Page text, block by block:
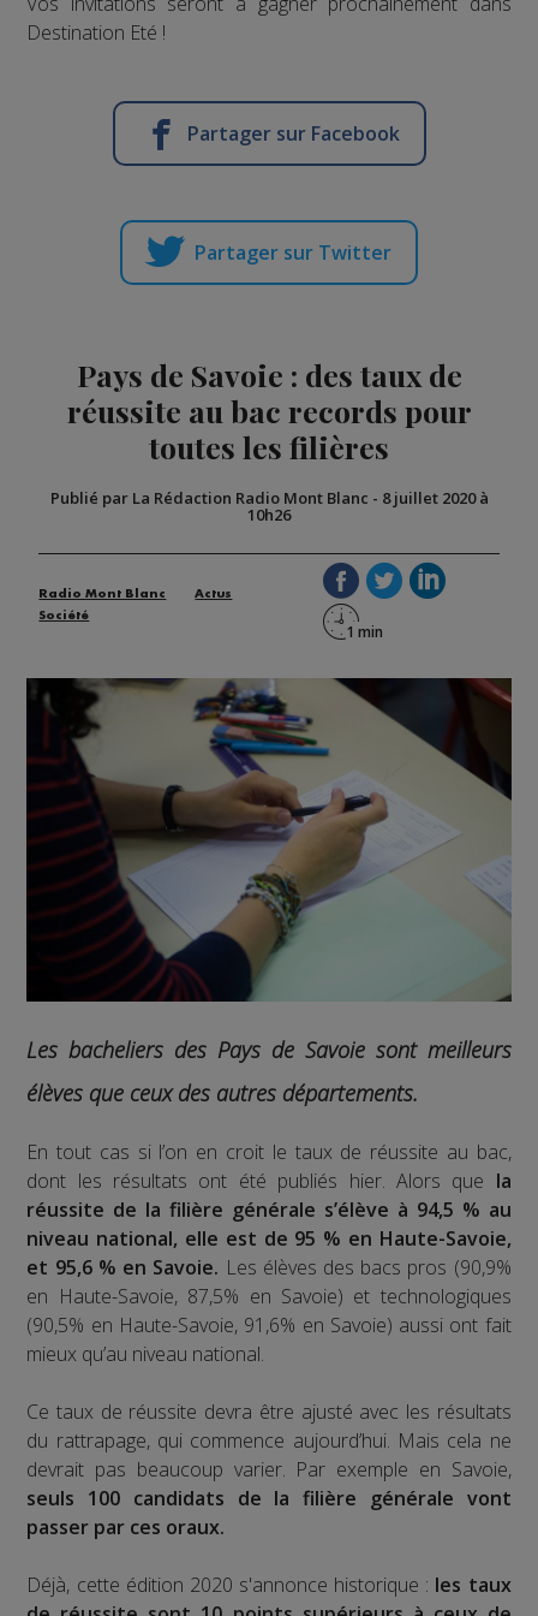
Destination Eté !
Partager sur Facebook
Partager sur Twitter
Pays de Savoie : des taux de
réussite au bac records pour
toutes les filières
Publié par La Rédaction Radio Mont Blanc - 8 juillet 2020 à
10h26
Radio Mont Blanc
Actus
Société
Les bacheliers des Pays de Savoie sont meilleurs
élèves que ceux des autres départements.
En tout cas si l’on en croit le taux de réussite au bac,
dont les résultats ont été publiés hier. Alors que la
réussite de la filière générale s’élève à 94,5 % au
niveau national, elle est de 95 % en Haute-Savoie,
et 95,6 % en Savoie. Les élèves des bacs pros (90,9%
en Haute-Savoie, 87,5% en Savoie) et technologiques
(90,5% en Haute-Savoie, 91,6% en Savoie) aussi ont fait
mieux qu’au niveau national.
Ce taux de réussite devra être ajusté avec les résultats
du rattrapage, qui commence aujourd’hui. Mais cela ne
devrait pas beaucoup varier. Par exemple en Savoie,
seuls 100 candidats de la filière générale vont
passer par ces oraux.
Déjà, cette édition 2020 s'annonce historique : les taux